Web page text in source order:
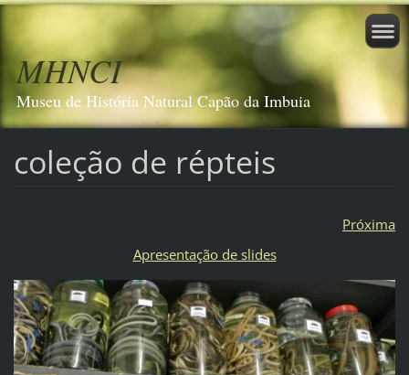
MHNCI
Museu de História Natural Capão da Imbuia
coleção de répteis
Próxima
Apresentação de slides